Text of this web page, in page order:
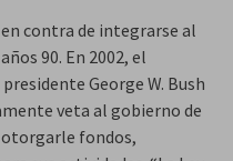
contra de integrarse al
90. En 2002, el
George W. Bush
veta al gobierno de
otorgarle fondos,